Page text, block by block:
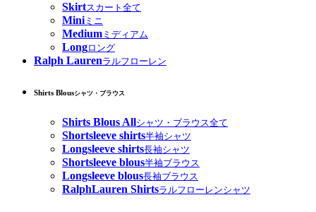
Skirtスカート全て
Miniミニ
Medium ミディアム
Longロング
Ralph Laurenラルフローレン
Shirts Blousシャツ・ブラウス
Shirts Blous Allシャツ・ブラウス全て
Shortsleeve shirts半袖シャツ
Longsleeve shirts長袖シャツ
Shortsleeve blous半袖ブラウス
Longsleeve blous長袖ブラウス
RalphLauren Shirtsラルフローレンシャツ